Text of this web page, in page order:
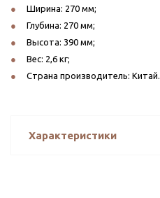
Ширина: 270 мм;
Глубина: 270 мм;
Высота: 390 мм;
Вес: 2,6 кг;
Страна производитель: Китай.
Характеристики